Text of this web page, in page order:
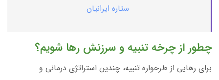
ستاره ایرانیان
چطور از چرخه تنبیه و سرزنش رها شویم؟
برای رهایی از طرحواره تنبیه، چندین استراتژی درمانی و